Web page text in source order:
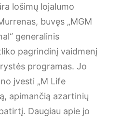
lošimų lojalumo
buvęs „MGM
generalinis
pagrindinį vaidmenį
programas. Jo
įvesti „M Life
apimančią azartinių
Daugiau apie jo